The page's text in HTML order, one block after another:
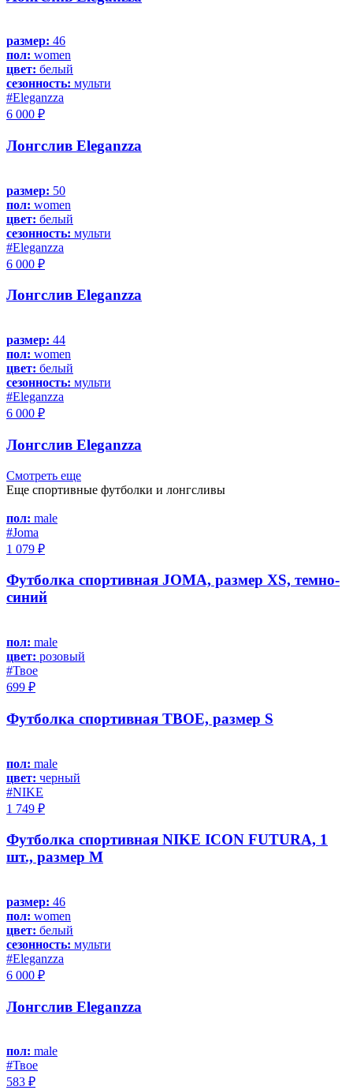
размер: 46
пол: women
цвет: белый
сезонность: мульти
#Eleganzza
6 000 ₽
Лонгслив Eleganzza
размер: 50
пол: women
цвет: белый
сезонность: мульти
#Eleganzza
6 000 ₽
Лонгслив Eleganzza
размер: 44
пол: women
цвет: белый
сезонность: мульти
#Eleganzza
6 000 ₽
Лонгслив Eleganzza
Смотреть еще
Еще спортивные футболки и лонгсливы
пол: male
#Joma
1 079 ₽
Футболка спортивная JOMA, размер XS, темно-
синий
пол: male
цвет: розовый
#Твое
699 ₽
Футболка спортивная ТВОЕ, размер S
пол: male
цвет: черный
#NIKE
1 749 ₽
Футболка спортивная NIKE ICON FUTURA, 1
шт., размер M
размер: 46
пол: women
цвет: белый
сезонность: мульти
#Eleganzza
6 000 ₽
Лонгслив Eleganzza
пол: male
#Твое
583 ₽